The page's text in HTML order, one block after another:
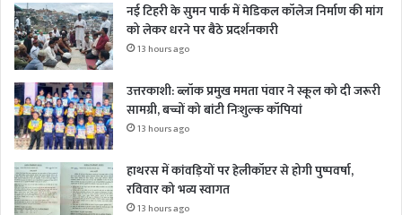
नई टिहरी के सुमन पार्क में मेडिकल कॉलेज निर्माण की मांग
को लेकर धरने पर बैठे प्रदर्शनकारी
13 hours ago
उत्तरकाशी: ब्लॉक प्रमुख ममता पंवार ने स्कूल को दी जरूरी
सामग्री, बच्चों को बांटी निःशुल्क कॉपियां
13 hours ago
हाथरस में कांवड़ियों पर हेलीकॉप्टर से होगी पुष्पवर्षा,
रविवार को भव्य स्वागत
13 hours ago